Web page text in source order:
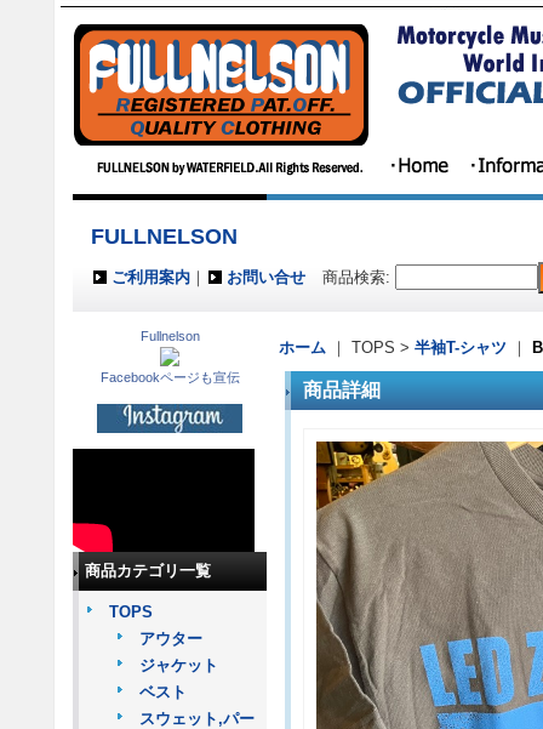
FULLNELSON
ご利用案内 ｜ お問い合せ 商品検索:
Fullnelson
Facebookページも宣伝
商品カテゴリ一覧
TOPS
アウター
ジャケット
ベスト
スウェット,パー
ホーム ｜ TOPS > 半袖T-シャツ ｜
商品詳細